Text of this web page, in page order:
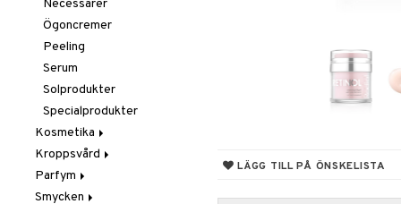
LÄGG TILL PÅ ÖNSKELISTA
Styling
Glans & Antifrizz
Lockar
Värmeskydd
Vax & Gelé
Volymprodukter
Torrschampo
Necessärer
Ögoncremer
Peeling
Serum
Solprodukter
Specialprodukter
Kosmetika
Gift Set
Hud
Bronzer & Highlighter
Läppar
Kroppsvård
Badprodukter
Bodylotion
Parfym
Body spray
Smycken